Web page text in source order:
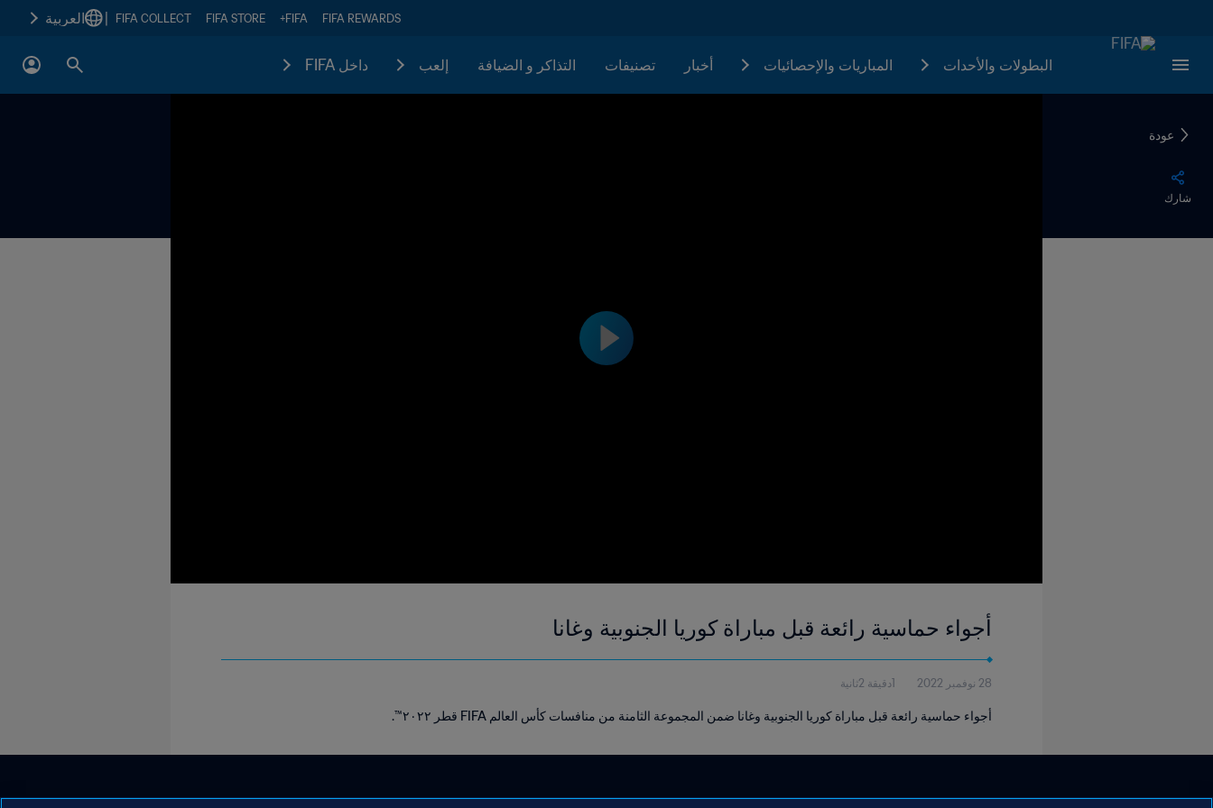
FIFA REWARDS
FIFA+
FIFA STORE
FIFA COLLECT العربية
البطولات والأحدات المباريات والإحصائيات أخبار تصنيفات التذاكر و الضيافة إلعب داخل FIFA
عودة
شارك
أجواء حماسية رائعة قبل مباراة كوريا الجنوبية وغانا
28 نوفمبر 2022 1دقيقة 2ثانية
أجواء حماسية رائعة قبل مباراة كوريا الجنوبية وغانا ضمن المجموعة الثامنة من منافسات كأس العالم FIFA قطر ٢٠٢٢™.